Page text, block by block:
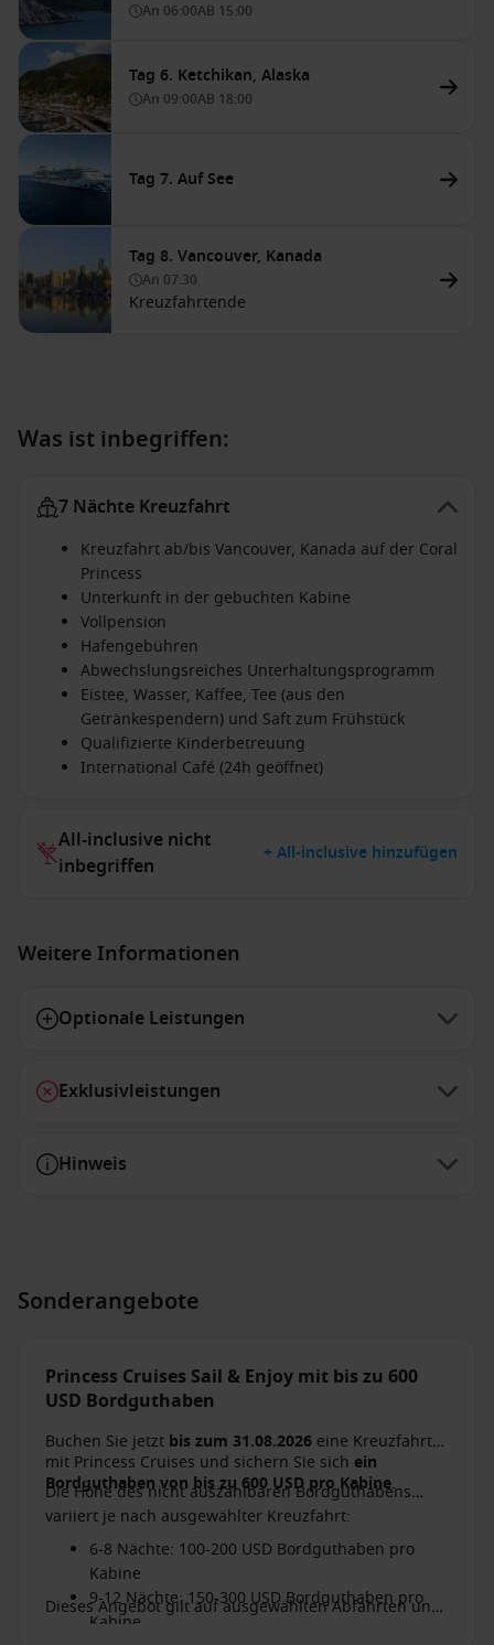
An 06:00AB 15:00
Tag 6. Ketchikan, Alaska
An 09:00AB 18:00
Tag 7. Auf See
Tag 8. Vancouver, Kanada
An 07:30
Kreuzfahrtende
Was ist inbegriffen:
7 Nächte Kreuzfahrt
Kreuzfahrt ab/bis Vancouver, Kanada auf der Coral
Princess
Unterkunft in der gebuchten Kabine
Vollpension
Hafengebühren
Abwechslungsreiches Unterhaltungsprogramm
Eistee, Wasser, Kaffee, Tee (aus den
Getränkespendern) und Saft zum Frühstück
Qualifizierte Kinderbetreuung
International Café (24h geöffnet)
All-inclusive nicht
inbegriffen
+ All-inclusive hinzufügen
Weitere Informationen
Optionale Leistungen
Exklusivleistungen
Hinweis
Sonderangebote
Princess Cruises Sail & Enjoy mit bis zu 600
USD Bordguthaben
Buchen Sie jetzt bis zum 31.08.2026 eine Kreuzfahrt
mit Princess Cruises und sichern Sie sich ein
Bordguthaben von bis zu 600 USD pro Kabine.
Die Höhe des nicht auszahlbaren Bordguthabens
variiert je nach ausgewählter Kreuzfahrt:
6-8 Nächte: 100-200 USD Bordguthaben pro
Kabine
9-12 Nächte: 150-300 USD Bordguthaben pro
Kabine
Dieses Angebot gilt auf ausgewählten Abfahrten und
versteht sich vorbehaltlich Verfügbarkeit. Limitiertes